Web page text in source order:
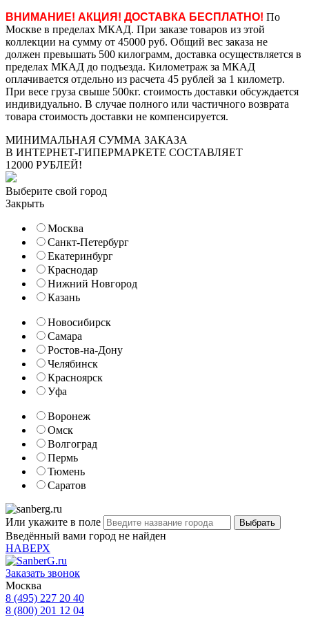
ВНИМАНИЕ! АКЦИЯ! ДОСТАВКА БЕСПЛАТНО! По
Москве в пределах МКАД. При заказе товаров из этой
коллекции на сумму от 45000 руб. Общий вес заказа не
должен превышать 500 килограмм, доставка осуществляется в
пределах МКАД до подъезда. Километраж за МКАД
оплачивается отдельно из расчета 45 рублей за 1 километр.
При весе груза свыше 500кг. стоимость доставки обсуждается
индивидуально. В случае полного или частичного возврата
товара стоимость доставки не компенсируется.
МИНИМАЛЬНАЯ СУММА ЗАКАЗА
В ИНТЕРНЕТ-ГИПЕРМАРКЕТЕ СОСТАВЛЯЕТ
12000 РУБЛЕЙ!
Выберите свой город
Закрыть
Москва
Санкт-Петербург
Екатеринбург
Краснодар
Нижний Новгород
Казань
Новосибирск
Самара
Ростов-на-Дону
Челябинск
Красноярск
Уфа
Воронеж
Омск
Волгоград
Пермь
Тюмень
Саратов
Или укажите в поле
Введённый вами город не найден
НАВЕРХ
Заказать звонок
Москва
8 (495) 227 20 40
8 (800) 201 12 04